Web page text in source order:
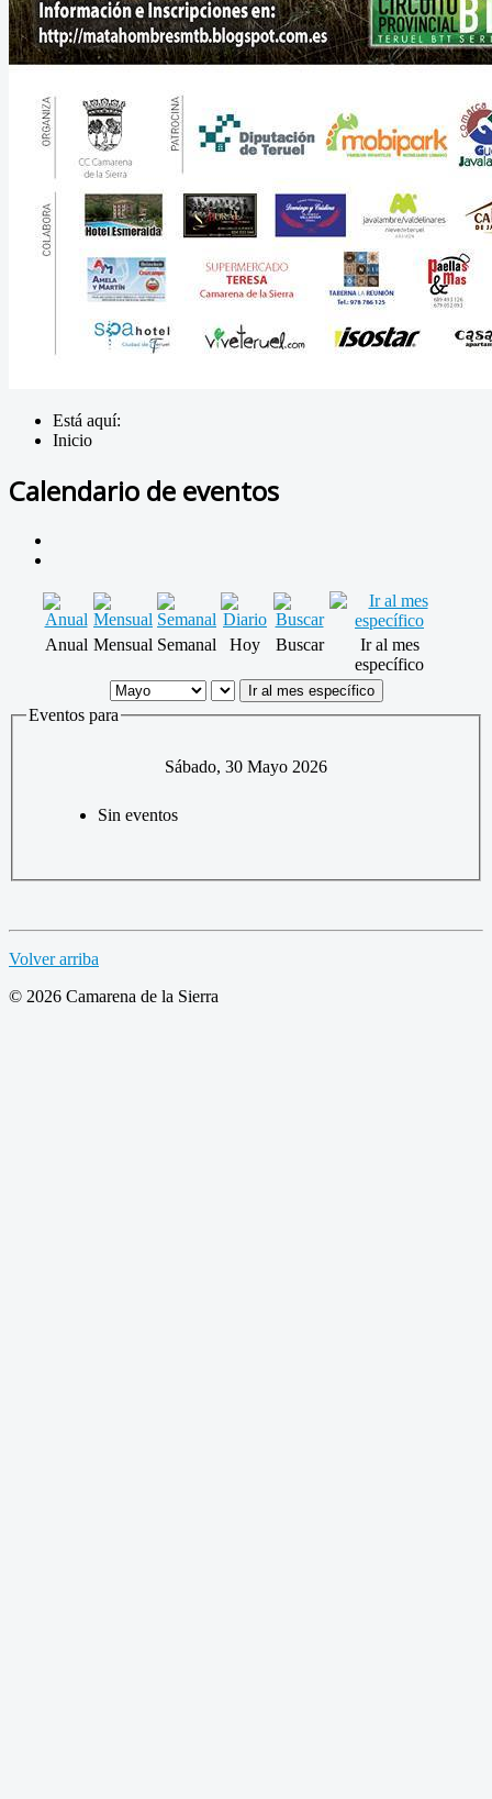
Está aquí:
Inicio
Calendario de eventos
Anual Mensual Semanal Hoy Buscar
Ir al mes
específico
Ir al mes específico
Eventos para
Sábado, 30 Mayo 2026
Sin eventos
Volver arriba
© 2026 Camarena de la Sierra